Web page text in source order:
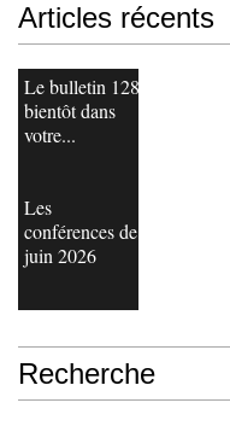
Articles récents
Le bulletin 128
bientôt dans
votre...
Les
conférences de
juin 2026
Recherche